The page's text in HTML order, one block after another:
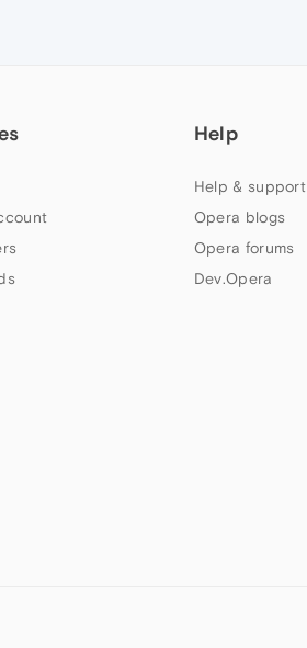
Help
Help & support
Opera blogs
Opera forums
Dev.Opera